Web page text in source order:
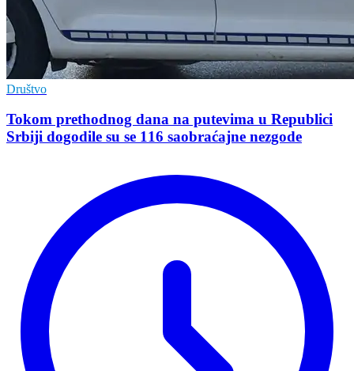
Društvo
Tokom prethodnog dana na putevima u Republici
Srbiji dogodile su se 116 saobraćajne nezgode